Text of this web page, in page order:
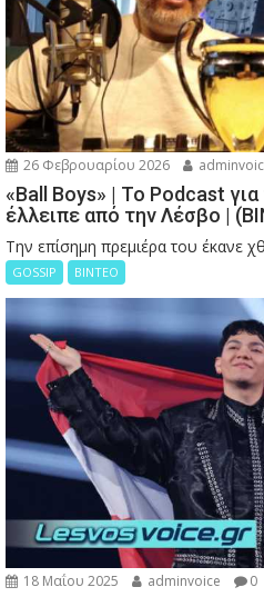
26 Φεβρουαρίου 2026
«Ball Boys» | Το Podcast
έλλειπε από την Λέσβο |
Την επίσημη πρεμιέρα του έκανε
GOSSIP ΒΙΝΤΕΟ
18 Μαΐου 2025 adminvoice 0